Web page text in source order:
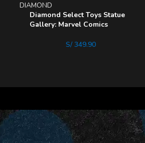
Diamond Select Toys Statue
Gallery: Marvel Comics
DIAMOND
S/349.90